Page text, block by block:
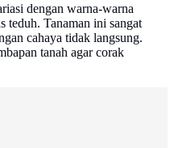
dengan warna-warna
teduh. Tanaman ini sangat
cahaya tidak langsung.
tanah agar corak